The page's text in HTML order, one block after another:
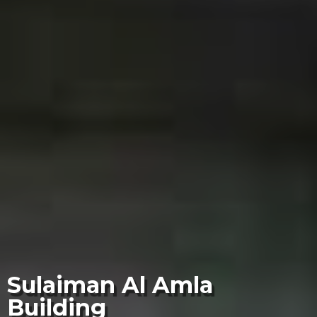
Sulaiman Al Amla
Building